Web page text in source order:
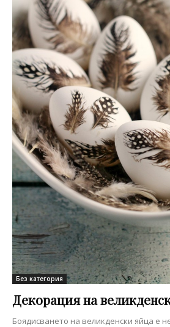
Без категория
Декорация на
Боядисването на великденски яйца е